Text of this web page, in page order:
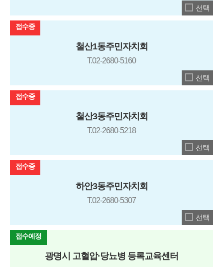
선택
접수중
철산1동주민자치회
T.02-2680-5160
선택
접수중
철산3동주민자치회
T.02-2680-5218
선택
접수중
하안3동주민자치회
T.02-2680-5307
선택
접수예정
광명시 고혈압·당뇨병 등록교육센터